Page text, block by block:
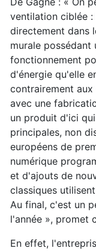
ventilation ciblée
directement dans
murale
fonctionnement
d'énergie qu'elle
contrairement aux
avec une
un produit d'ici
principales, non
européens de
numérique
et d'ajouts de
classiques
Au final, c'est un
l'année », promet
En effet,